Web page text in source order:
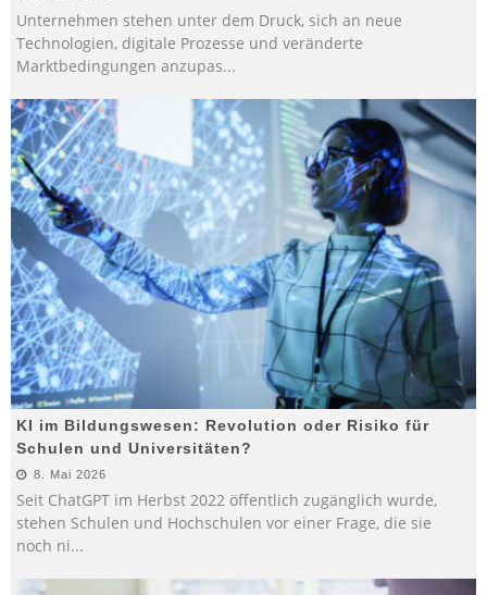
Unternehmen stehen unter dem Druck, sich an neue
Technologien, digitale Prozesse und veränderte
Marktbedingungen anzupas...
KI im Bildungswesen: Revolution oder Risiko für
Schulen und Universitäten?
8. Mai 2026
Seit ChatGPT im Herbst 2022 öffentlich zugänglich wurde,
stehen Schulen und Hochschulen vor einer Frage, die sie
noch ni...